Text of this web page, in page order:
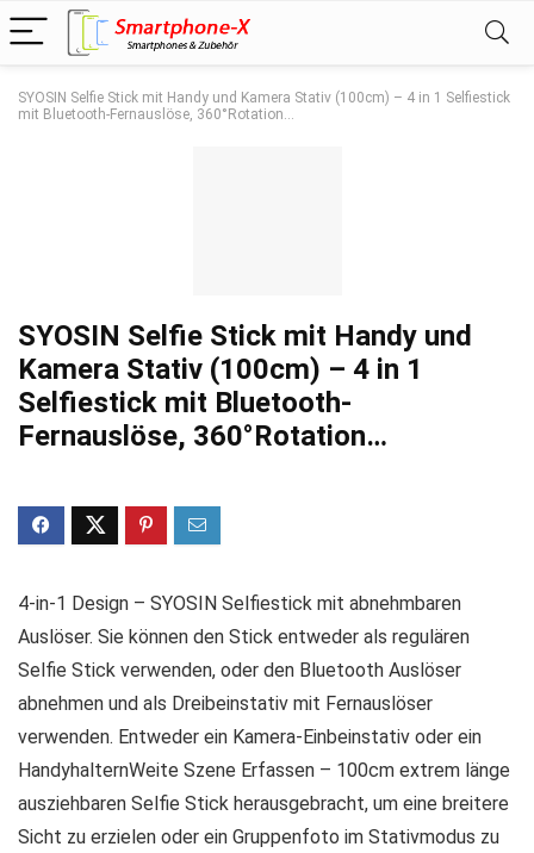
SYOSIN Selfie Stick mit Handy und Kamera Stativ (100cm) – 4 in 1 Selfiestick
mit Bluetooth-Fernauslöse, 360°Rotation…
SYOSIN Selfie Stick mit Handy und
Kamera Stativ (100cm) – 4 in 1
Selfiestick mit Bluetooth-
Fernauslöse, 360°Rotation…
4-in-1 Design – SYOSIN Selfiestick mit abnehmbaren
Auslöser. Sie können den Stick entweder als regulären
Selfie Stick verwenden, oder den Bluetooth Auslöser
abnehmen und als Dreibeinstativ mit Fernauslöser
verwenden. Entweder ein Kamera-Einbeinstativ oder ein
HandyhalternWeite Szene Erfassen – 100cm extrem länge
ausziehbaren Selfie Stick herausgebracht, um eine breitere
Sicht zu erzielen oder ein Gruppenfoto im Stativmodus zu